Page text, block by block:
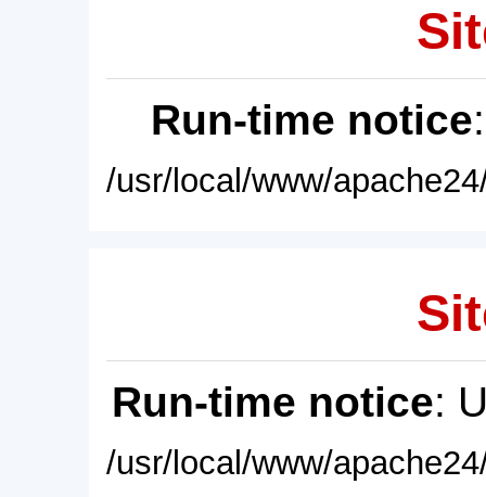
Run-time notice
/usr/local/www/
Run-time notice:
/usr/local/www/